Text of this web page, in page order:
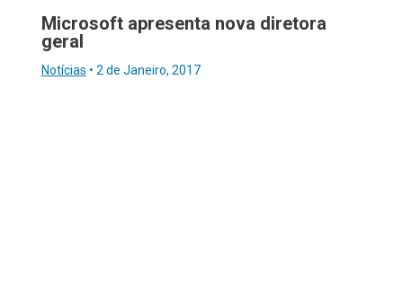
Microsoft apresenta nova diretora
geral
Notícias • 2 de Janeiro, 2017